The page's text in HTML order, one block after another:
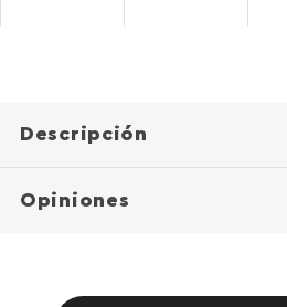
Descripción
Opiniones